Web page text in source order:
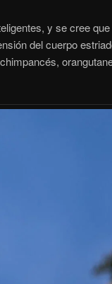
y se cree
del cuerpo